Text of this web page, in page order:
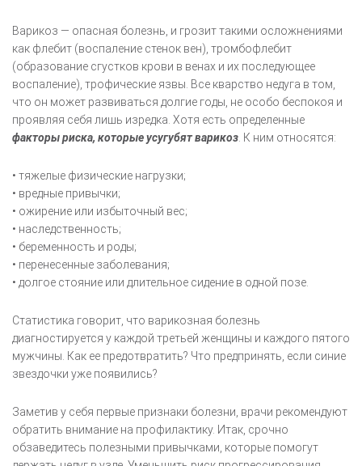
Варикоз — опасная болезнь, и грозит такими осложнениями
как флебит (воспаление стенок вен), тромбофлебит
(образование сгустков крови в венах и их последующее
воспаление), трофические язвы. Все кварство недуга в том,
что он может развиваться долгие годы, не особо беспокоя и
проявляя себя лишь изредка. Хотя есть определенные
факторы риска, которые усугубят варикоз . К ним относятся:
• тяжелые физические нагрузки;
• вредные привычки;
• ожирение или избыточный вес;
• наследственность;
• беременность и роды;
• перенесенные заболевания;
• долгое стояние или длительное сидение в одной позе.
Статистика говорит, что варикозная болезнь
диагностируется у каждой третьей женщины и каждого пятого
мужчины. Как ее предотвратить? Что предпринять, если синие
звездочки уже появились?
Заметив у себя первые признаки болезни, врачи рекомендуют
обратить внимание на профилактику. Итак, срочно
обзаведитесь полезными привычками, которые помогут